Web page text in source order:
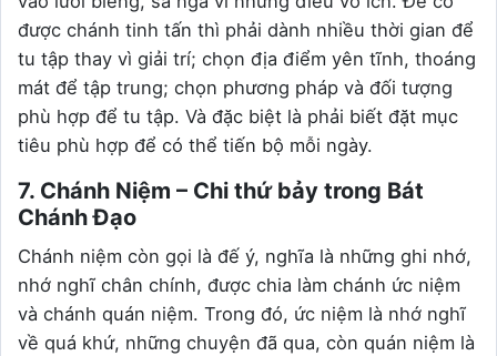
được chánh tinh tấn thì phải dành nhiều thời gian để
tu tập thay vì giải trí; chọn địa điểm yên tĩnh, thoáng
mát để tập trung; chọn phương pháp và đối tượng
phù hợp để tu tập. Và đặc biệt là phải biết đặt mục
tiêu phù hợp để có thể tiến bộ mỗi ngày.
7. Chánh Niệm – Chi thứ bảy trong Bát
Chánh Đạo
Chánh niệm còn gọi là đế ý, nghĩa là những ghi nhớ,
nhớ nghĩ chân chính, được chia làm chánh ức niệm
và chánh quán niệm. Trong đó, ức niệm là nhớ nghĩ
về quá khứ, những chuyện đã qua, còn quán niệm là